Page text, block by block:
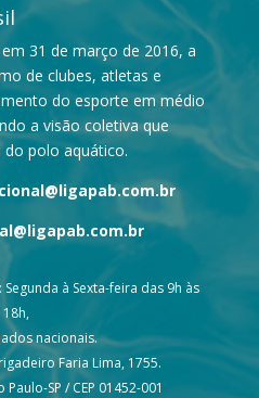
31 de março de 2016, a
de clubes, atletas e
do esporte em médio
a visão coletiva que
polo aquático.
à Sexta-feira das 9h às
18h,
nacionais.
Faria Lima, 1755.
SP / CEP 01452-001